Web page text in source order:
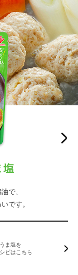
で、
です。
ま塩を
ピはこちら